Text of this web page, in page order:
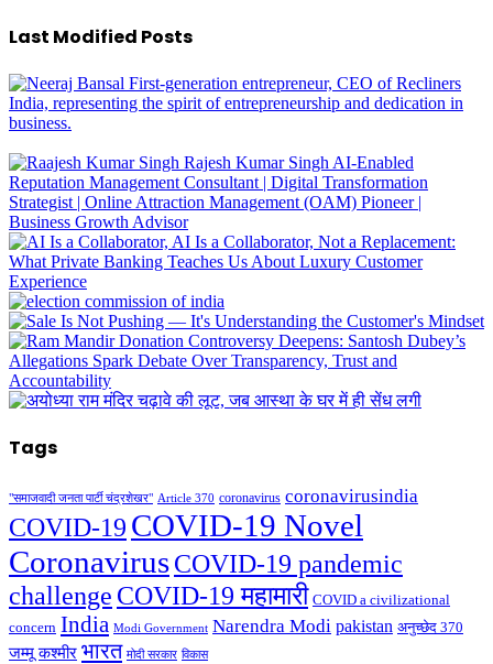
Last Modified Posts
Tags
"समाजवादी जनता पार्टी चंद्रशेखर" Article 370 coronavirus coronavirusindia
COVID-19 COVID-19 Novel
CoronavirusCOVID-19 pandemic
challenge COVID-19 महामारी COVID a civilizational
concern India Modi Government Narendra Modi pakistan अनुच्छेद 370
जम्मू कश्मीर भारत मोदी सरकार विकास